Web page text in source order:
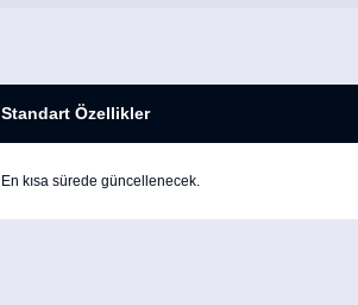
Standart Özellikler
En kısa sürede güncellenecek.